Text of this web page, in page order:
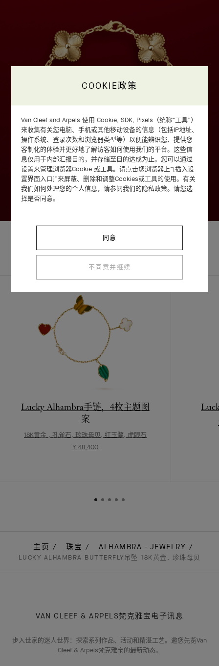
完整套装 探索其他作品
Lucky Alhambra手链，4枚主题图
案
18K黄金 , 孔雀石, 珍珠母贝, 红玉髓, 虎眼石
¥ 48,400
主页 珠宝 ALHAMBRA - JEWELRY
LUCKY ALHAMBRA BUTTERFLY吊坠 18K黄金, 珍珠母贝
VAN CLEEF & ARPELS梵克雅宝电子讯息
步入世家的迷人世界：探索系列作品、活动和精湛工艺。邀您先览Van
Cleef & Arpels梵克雅宝的最新动态。
COOKIE政策
Van Cleef and Arpels 使用 Cookie, SDK, Pixels（统称“工具”）
来收集有关您电脑、手机或其他移动设备的信息（包括IP地址、
操作系统、登录次数和浏览器类型等）以便能辨识您、提供您
客制化的体验并更好地了解访客如何使用我们的平台。这些信
息仅用于内部汇报目的，并存储至目的达成为止。您可以通过
设置来管理浏览器Cookie 或工具。请点击您浏览器上“[插入设
置界面入口]”来屏蔽、删除和调整Cookies或工具的使用。有关
我们如何处理您的个人信息，请参阅我们的隐私政策。请您选
择是否同意。
同意
不同意并继续